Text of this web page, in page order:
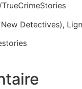
Detectives),